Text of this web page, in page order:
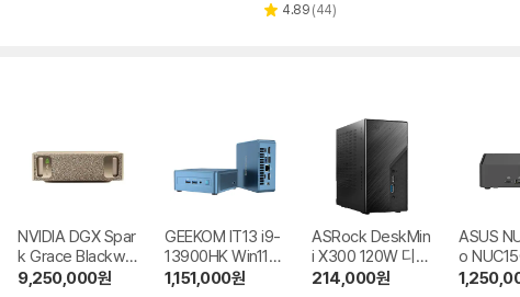
별 4.89 리
(44)
NVIDIA DGX Spar
k Grace Blackwel
l9,250,000원
GEEKOM IT13 i9-
13900HK Win11Pr
o
1,151,000원
ASRock DeskMin
i X300 120W 디앤
디컴
214,000원
ASUS
o